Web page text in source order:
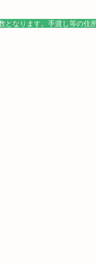
なります。手渡し等の住